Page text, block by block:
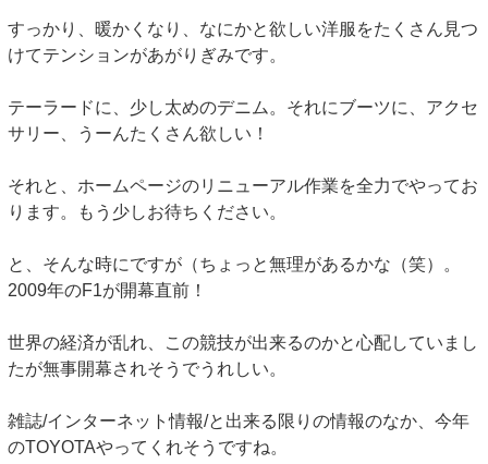
すっかり、暖かくなり、なにかと欲しい洋服をたくさん見つ
けてテンションがあがりぎみです。
テーラードに、少し太めのデニム。それにブーツに、アクセ
サリー、うーんたくさん欲しい！
それと、ホームページのリニューアル作業を全力でやってお
ります。もう少しお待ちください。
と、そんな時にですが（ちょっと無理があるかな（笑）。
2009年のF1が開幕直前！
世界の経済が乱れ、この競技が出来るのかと心配していまし
たが無事開幕されそうでうれしい。
雑誌/インターネット情報/と出来る限りの情報のなか、今年
のTOYOTAやってくれそうですね。